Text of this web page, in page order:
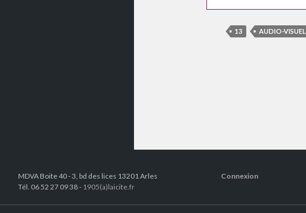
13 AUDIO-VISUEL
MDVA Boite 40 - 3, bd des lices 13201 Arles
Tél. 06 52 27 09 38 - 1905(a)laicite.fr
Connexion